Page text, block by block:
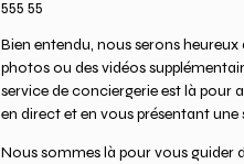
555 55
Bien entendu, nous serons
photos ou des vidéos
service de conciergerie est là pour
en direct et en vous présentant
Nous sommes là pour vous guider